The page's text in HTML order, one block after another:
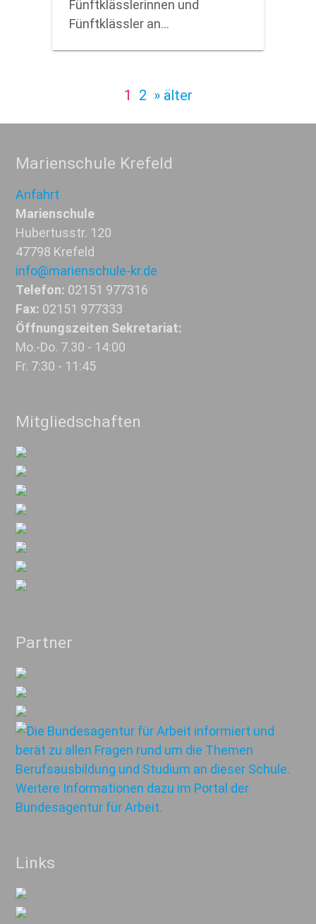
Fünftklässlerinnen und
Fünftklässler an…
1 2 » älter
Marienschule Krefeld
Anfahrt
Marienschule
Hubertusstr. 120
47798 Krefeld
info@marienschule-kr.de
Telefon: 02151 977316
Fax: 02151 977333
Öffnungszeiten Sekretariat:
Mo.-Do. 7.30 - 14:00
Fr. 7:30 - 11:45
Mitgliedschaften
Partner
Links